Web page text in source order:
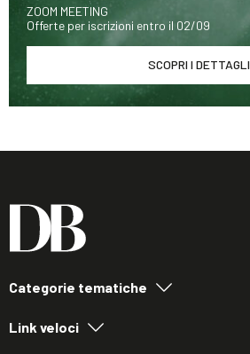
ZOOM MEETING
Offerte per iscrizioni entro il 02/09
SCOPRI I DETTAGLI
Categorie tematiche
Link veloci